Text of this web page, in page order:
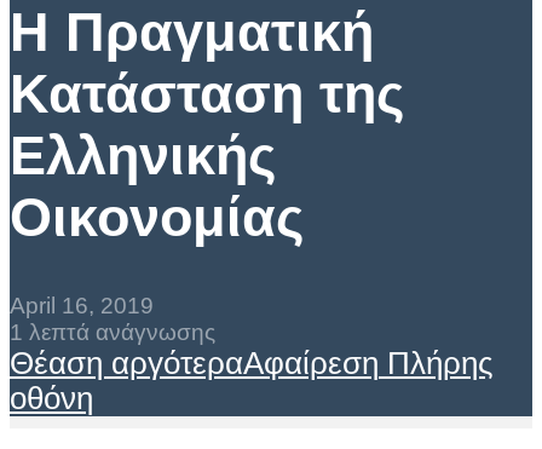
Η Πραγματική
Κατάσταση της
Ελληνικής
Οικονομίας
April 16, 2019
1 λεπτά ανάγνωσης
Θέαση αργότεραΑφαίρεση Πλήρης
οθόνη